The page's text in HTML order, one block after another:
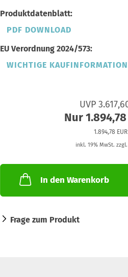
Produktdatenblatt:
PDF DOWNLOAD
EU Verordnung 2024/573:
WICHTIGE KAUFINFORMATION
UVP
Nur 1.894,78
1.894,78
inkl. 19% MwSt. zzgl.
In den Warenkorb
Frage zum Produkt